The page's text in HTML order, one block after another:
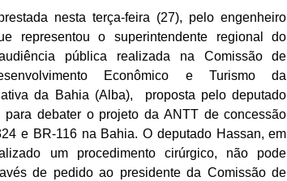
nesta terça-feira (27), pelo engenheiro
representou o superintendente regional do
pública realizada na Comissão de
Econômico e Turismo da
da Bahia (Alba), proposta pelo deputado
para debater o projeto da ANTT de concessão
e BR-116 na Bahia. O deputado Hassan, em
um procedimento cirúrgico, não pode
de pedido ao presidente da Comissão de